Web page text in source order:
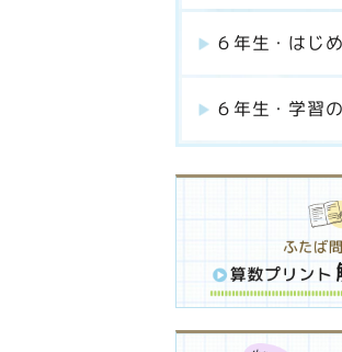
６年生・はじ
６年生・学習